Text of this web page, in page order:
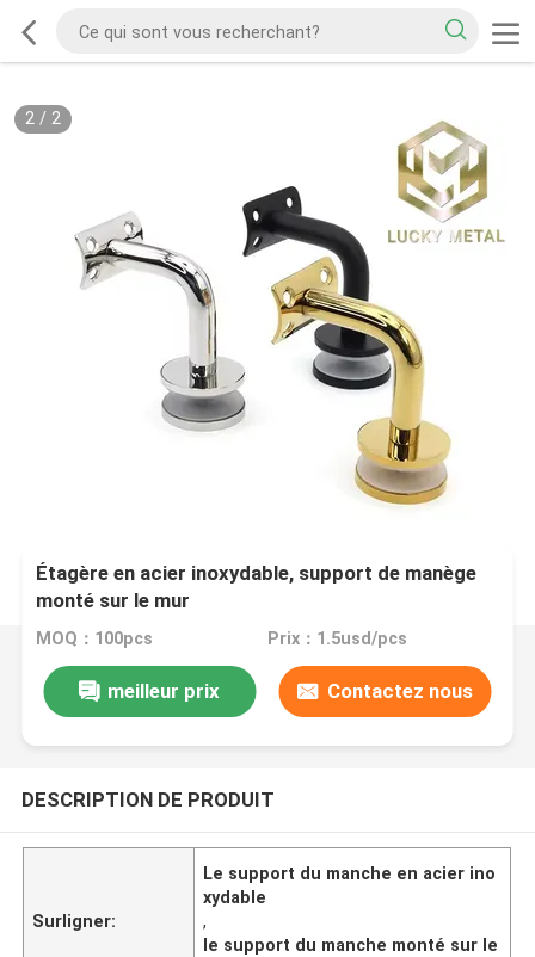
2/ 2
Étagère en acier inoxydable, support de manège
monté sur le mur
MOQ：100pcs Prix：1.5usd/pcs
meilleur prix Contactez nous
DESCRIPTION DE PRODUIT
Surligner:
Le support du manche en acier ino
xydable
,
le support du manche monté sur le